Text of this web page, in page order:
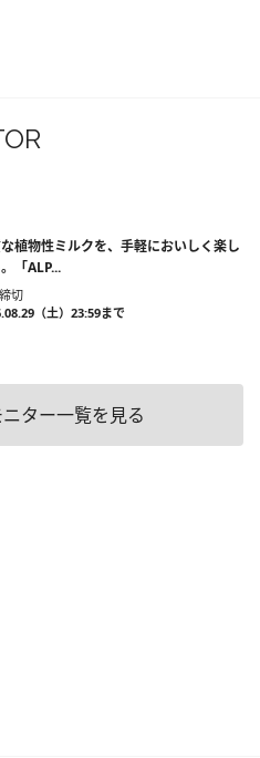
植物性ミルクを、手軽においしく楽し
「ALP...
切
（土）23:59まで
ター一覧を見る